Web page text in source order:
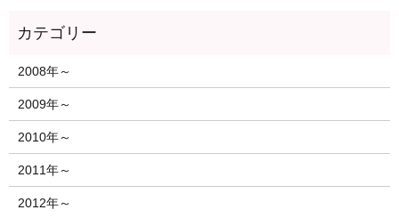
2008年～
2009年～
2010年～
2011年～
2012年～